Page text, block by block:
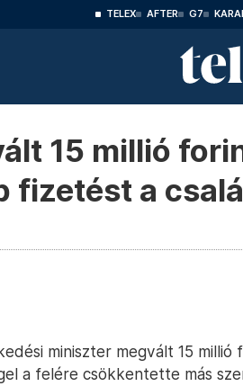
TELEX AFTER G7
15 millió
fizetést a
miniszter megvált 15 millió
a felére csökkentette más